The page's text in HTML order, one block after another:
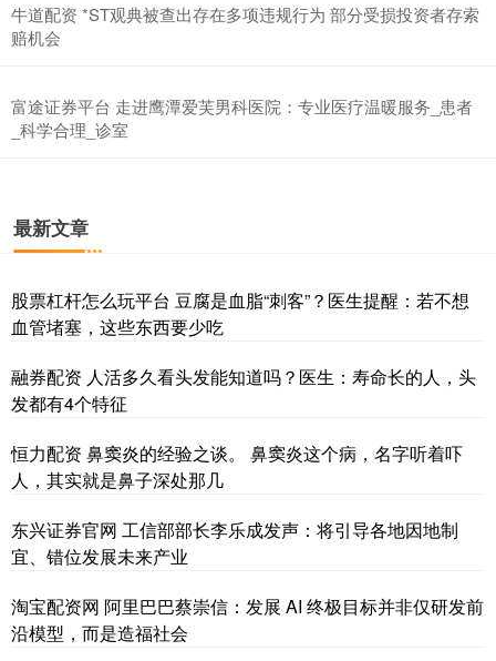
牛道配资 *ST观典被查出存在多项违规行为 部分受损投资者存索
赔机会
富途证券平台 走进鹰潭爱芙男科医院：专业医疗温暖服务_患者
_科学合理_诊室
最新文章
股票杠杆怎么玩平台 豆腐是血脂“刺客”？医生提醒：若不想
血管堵塞，这些东西要少吃
融券配资 人活多久看头发能知道吗？医生：寿命长的人，头
发都有4个特征
恒力配资 鼻窦炎的经验之谈。 鼻窦炎这个病，名字听着吓
人，其实就是鼻子深处那几
东兴证券官网 工信部部长李乐成发声：将引导各地因地制
宜、错位发展未来产业
淘宝配资网 阿里巴巴蔡崇信：发展 AI 终极目标并非仅研发前
沿模型，而是造福社会